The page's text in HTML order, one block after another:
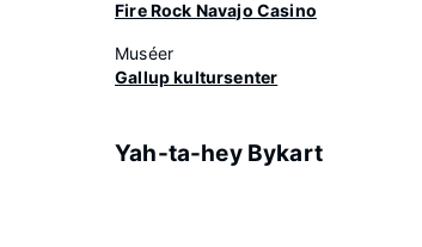
Fire Rock Navajo Casino
Muséer
Gallup kultursenter
Yah-ta-hey Bykart